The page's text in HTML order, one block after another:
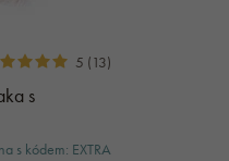
5 (13)
s
s kódem: EXTRA